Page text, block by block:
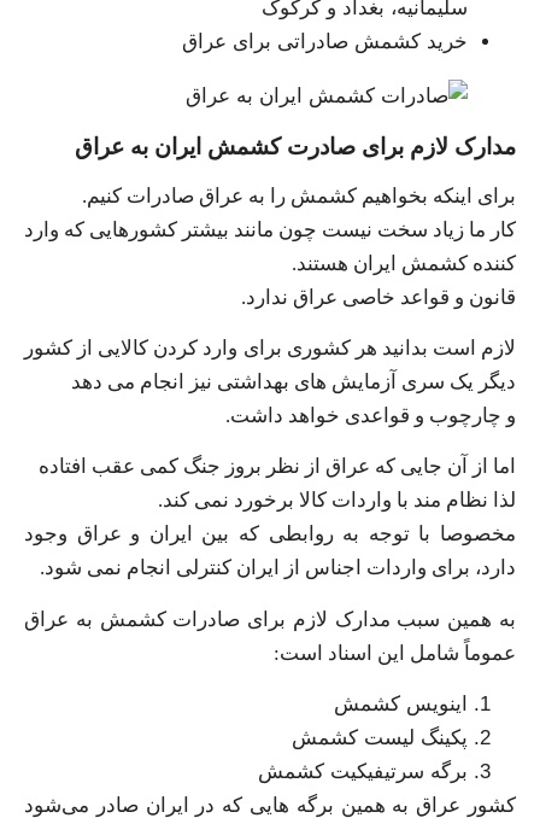
سلیمانیه، بغداد و کرکوک
خرید کشمش صادراتی برای عراق
مدارک لازم برای صادرت کشمش ایران به عراق
برای اینکه بخواهیم کشمش را به عراق صادرات کنیم.
کار ما زیاد سخت نیست چون مانند بیشتر کشورهایی که وارد
کننده کشمش ایران هستند.
قانون و قواعد خاصی عراق ندارد.
لازم است بدانید هر کشوری برای وارد کردن کالایی از کشور
دیگر یک سری آزمایش های بهداشتی نیز انجام می دهد
و چارچوب و قواعدی خواهد داشت.
اما از آن جایی که عراق از نظر بروز جنگ کمی عقب افتاده
لذا نظام مند با واردات کالا برخورد نمی کند.
مخصوصا با توجه به روابطی که بین ایران و عراق وجود
دارد، برای واردات اجناس از ایران کنترلی انجام نمی شود.
به همین سبب مدارک لازم برای صادرات کشمش به عراق
عموماً شامل این اسناد است:
اینویس کشمش
پکینگ لیست کشمش
برگه سرتیفیکیت کشمش
کشور عراق به همین برگه هایی که در ایران صادر می‌شود